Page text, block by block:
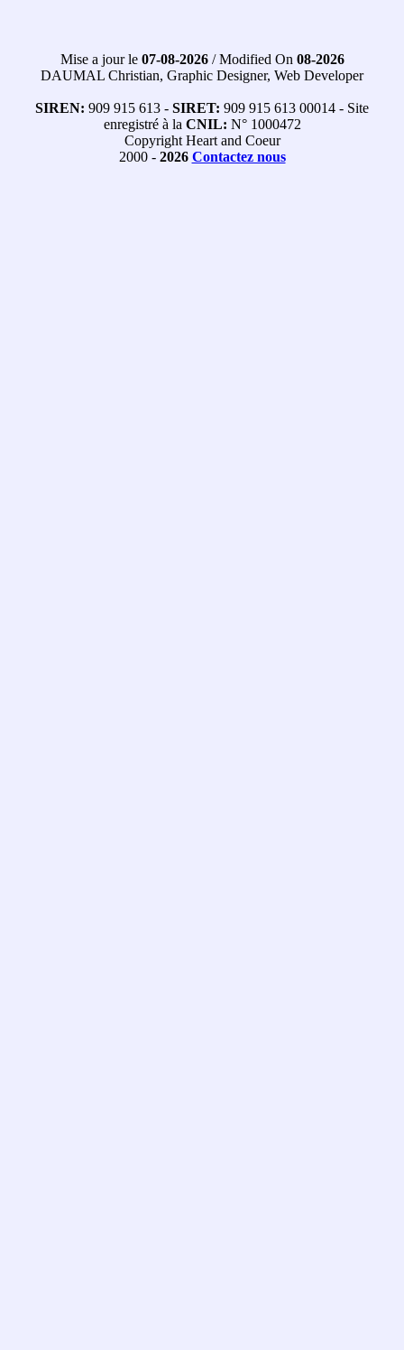
Mise a jour le 07-08-2026/ Modified On 08-2026
DAUMAL Christian, Graphic Designer, Web Developer
SIREN: 909 915 613 - SIRET: 909 915 613 00014 - Site
enregistré à la CNIL: N° 1000472
Copyright Heart and Coeur
2000 - 2026 Contactez nous